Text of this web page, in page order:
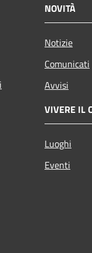
NOVITÀ
Notizie
Comunicati
Avvisi
VIVERE IL
Luoghi
Eventi